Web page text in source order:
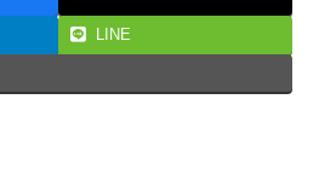
LINE